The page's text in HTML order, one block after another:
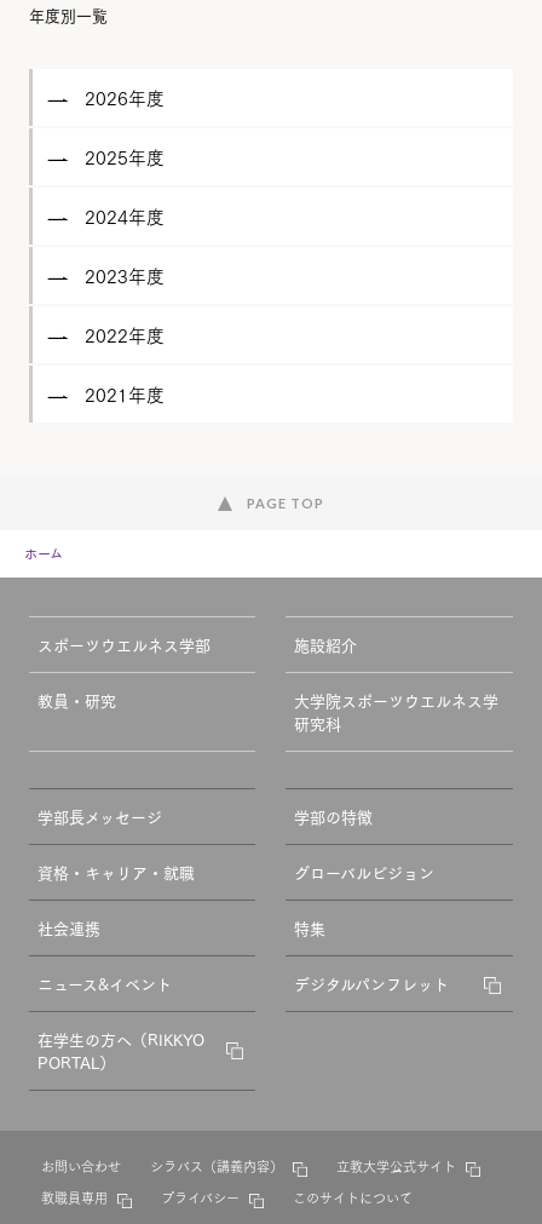
年度別一覧
2026年度
2025年度
2024年度
2023年度
2022年度
2021年度
PAGE TOP
ホーム
スポーツウエルネス学部 施設紹介
教員・研究
大学院スポーツウエルネス学
研究科
学部長メッセージ 学部の特徴
資格・キャリア・就職 グローバルビジョン
社会連携 特集
ニュース&イベント デジタルパンフレット
在学生の方へ（RIKKYO
PORTAL）
お問い合わせ シラバス（講義内容）
立教大学公式サイト
教職員専用
プライバシー このサイトについて